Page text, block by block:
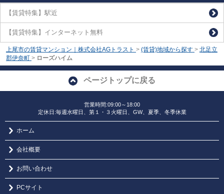
【賃貸特集】駅近
【賃貸特集】インターネット無料
上尾市の賃貸マンション｜株式会社AGトラスト > (賃貸)地域から探す > 北足立
郡伊奈町 > ローズハイム
ページトップに戻る
営業時間:09:00～18:00
定休日:毎週水曜日、第１・３火曜日、GW、夏季、冬季休業
ホーム
会社概要
お問い合わせ
PCサイト